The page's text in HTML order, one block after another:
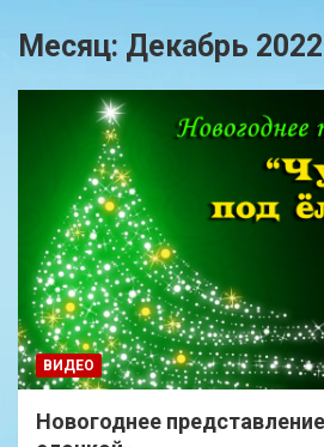
Месяц: Декабрь 2022
ВИДЕО
Новогоднее